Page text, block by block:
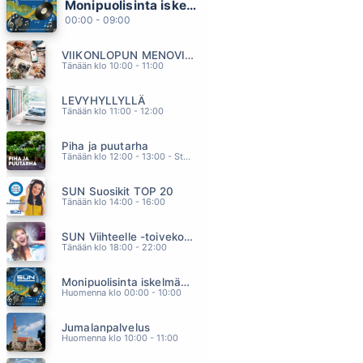
KYLLIKKI
ENSIMMÄINEN PÄIVÄ
HOTEL CALIFORNIA
LATU ON AUKI (feat. Isac Elliot)
MYRSKYN JÄLKEEN
Monipuolisinta iskelmää ja parasta poppia
00:00 - 09:00
VIIKONLOPUN MENOVINKIT
Tänään klo 10:00 - 11:00
LEVYHYLLYLLÄ
Tänään klo 11:00 - 12:00
Piha ja puutarha
Tänään klo 12:00 - 13:00 - Studiossa: Pinsiön Taimisto
SUN Suosikit TOP 20
Tänään klo 14:00 - 16:00
SUN Viihteelle -toivekonsertti
Tänään klo 18:00 - 22:00
Monipuolisinta iskelmää ja parasta poppia
Huomenna klo 00:00 - 10:00
Jumalanpalvelus
Huomenna klo 10:00 - 11:00